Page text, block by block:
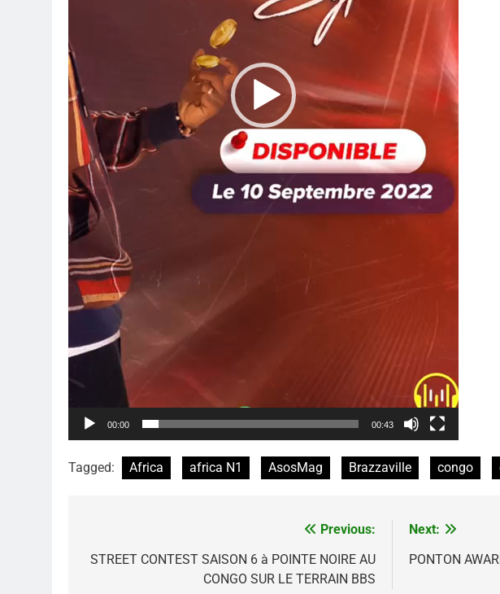
00:00 00:43
Tagged: Africa africa N1 AsosMag Brazzaville congo
de
Previous:
STREET CONTEST SAISON 6 à POINTE NOIRE AU
CONGO SUR LE TERRAIN BBS
Next:
PONTON